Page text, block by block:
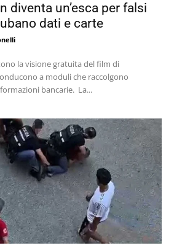
diventa un’esca per falsi
dati e carte
la visione gratuita del film di
a moduli che raccolgono
credenziali personali e informazioni bancarie. La...